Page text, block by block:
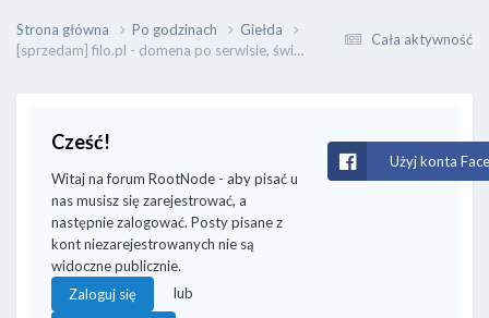
Cała aktywność
Strona główna Po godzinach
Giełda
[sprzedam] filo.pl - domena po serwisie, świetne parametry SEO
Cześć!
Witaj na forum RootNode - aby pisać u
nas musisz się zarejestrować, a
następnie zalogować. Posty pisane z
kont niezarejestrowanych nie są
widoczne publicznie.
Zaloguj się
lub
Użyj konta